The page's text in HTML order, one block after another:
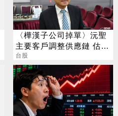
〈樺漢子公司掉單〉沅聖
主要客戶調整供應鏈 估衝
擊營收約3成
台股